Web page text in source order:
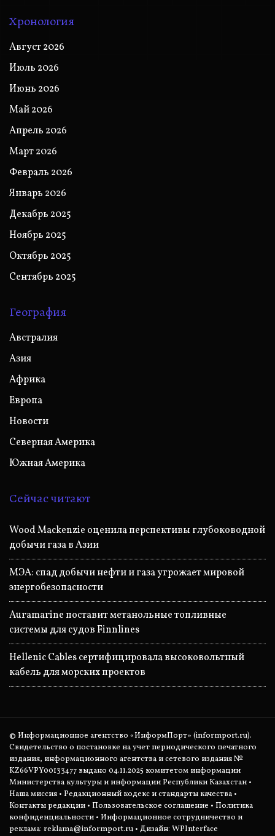
Хронология
Август 2026
Июль 2026
Июнь 2026
Май 2026
Апрель 2026
Март 2026
Февраль 2026
Январь 2026
Декабрь 2025
Ноябрь 2025
Октябрь 2025
Сентябрь 2025
География
Австралия
Азия
Африка
Европа
Новости
Северная Америка
Южная Америка
Сейчас читают
Wood Mackenzie оценила перспективы глубоководной
добычи газа в Азии
МЭА: спад добычи нефти и газа угрожает мировой
энергобезопасности
Auramarine поставит метанольные топливные
системы для судов Finnlines
Hellenic Cables сертифицировала высоковольтный
кабель для морских проектов
© Информационное агентство «ИнформПорт» (informport.ru).
Свидетельство о постановке на учет периодического печатного
издания, информационного агентства и сетевого издания №
KZ66VPY00133477 выдано 04.11.2025 комитетом информации
Министерства культуры и информации Республики Казахстан •
Наша миссия • Редакционный кодекс и стандарты качества •
Контакты редакции • Пользовательское соглашение • Политика
конфиденциальности • Информационное сотрудничество и
реклама: reklama@informport.ru • Дизайн: WPInterface